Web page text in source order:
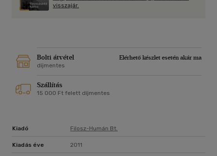
visszajár.
Bolti átvétel
Elérhető készlet esetén akár ma
díjmentes
Szállítás
15 000 Ft felett díjmentes
Kiadó Filosz-Humán Bt.
Kiadás éve 2011